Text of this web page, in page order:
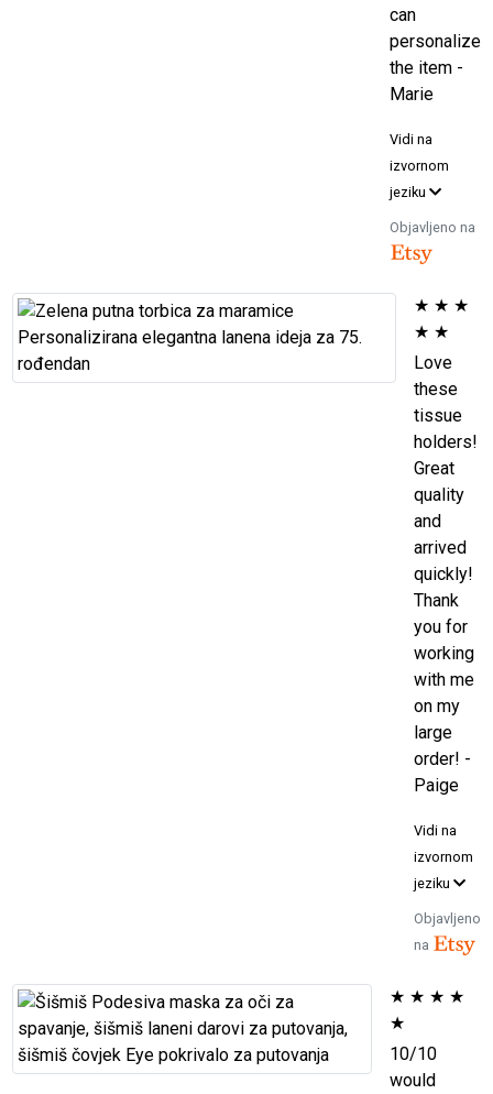
can
personalize
the item -
Marie
Vidi na
izvornom
jeziku
Objavljeno na
★ ★ ★
★ ★
Love
these
tissue
holders!
Great
quality
and
arrived
quickly!
Thank
you for
working
with me
on my
large
order! -
Paige
Vidi na
izvornom
jeziku
Objavljeno
na
★ ★ ★ ★
★
10/10
would